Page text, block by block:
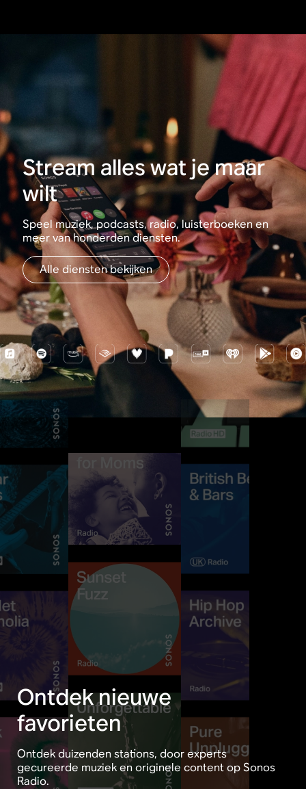
Stream alles wat je maar
wilt
Speel muziek, podcasts, radio, luisterboeken en
meer van honderden diensten.
Alle diensten bekijken
Ontdek nieuwe
favorieten
Ontdek duizenden stations, door experts
gecureerde muziek en originele content op Sonos
Radio.